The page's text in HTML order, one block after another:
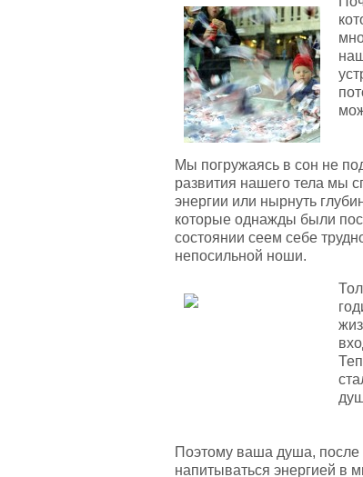
Мы погружаясь в сон не
развития нашего тела мы
энергии или нырнуть
которые однажды были
состоянии сеем себе
непосильной ноши.
Поэтому ваша душа, после
напитываться энергией в